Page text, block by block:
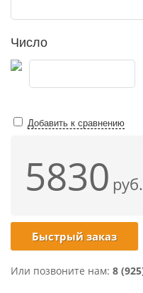
Число
Добавить к сравнению
5830 руб.
Быстрый заказ
Или позвоните нам: 8